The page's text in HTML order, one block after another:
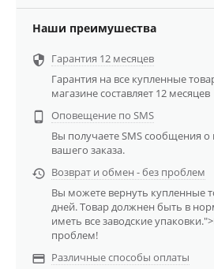
Наши преимушества
 Гарантия 12 месяцев
Гарантия на все купленные
магазине составляет 12 месяцев

Оповещение по SMS
Вы получаете SMS сообщения о
вашего заказа.
 Возврат и обмен - без проблем
Вы можете вернуть купленные
дней. Товар должнен быть в
иметь все заводские
проблем!
 Различные способы оплаты